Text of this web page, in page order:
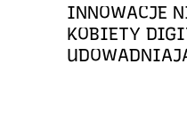
INNOWACJE
KOBIETY